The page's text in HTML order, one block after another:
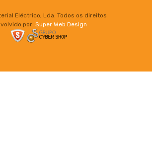
Eléctrico, Lda. Todos os direitos
por: Super Web Design